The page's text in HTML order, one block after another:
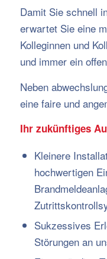
Damit Sie schnell
erwartet Sie eine
Kolleginnen und
und immer ein
Neben
eine faire und
Ihr zukünftiges
Kleinere
hochwertigen
Sukzessives
Störungen an